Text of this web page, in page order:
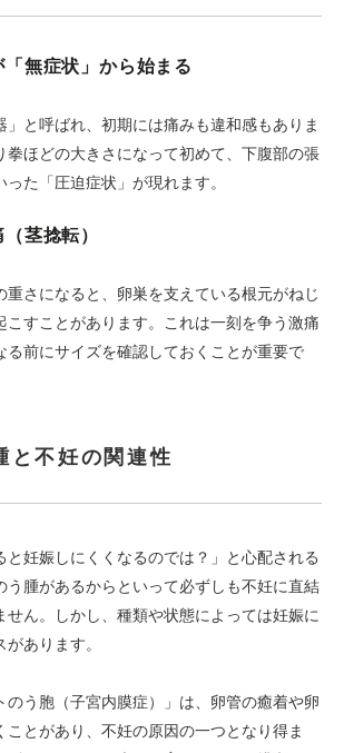
「無症状」から始まる
」と呼ばれ、初期には痛みも違和感もありま
拳ほどの大きさになって初めて、下腹部の張
った「圧迫症状」が現れます。
茎捻転）
重さになると、卵巣を支えている根元がねじ
こすことがあります。これは一刻を争う激痛
る前にサイズを確認しておくことが重要で
と不妊の関連性
と妊娠しにくくなるのでは？」と心配される
う腫があるからといって必ずしも不妊に直結
せん。しかし、種類や状態によっては妊娠に
あります。
のう胞（子宮内膜症）」は、卵管の癒着や卵
ことがあり、不妊の原因の一つとなり得ま